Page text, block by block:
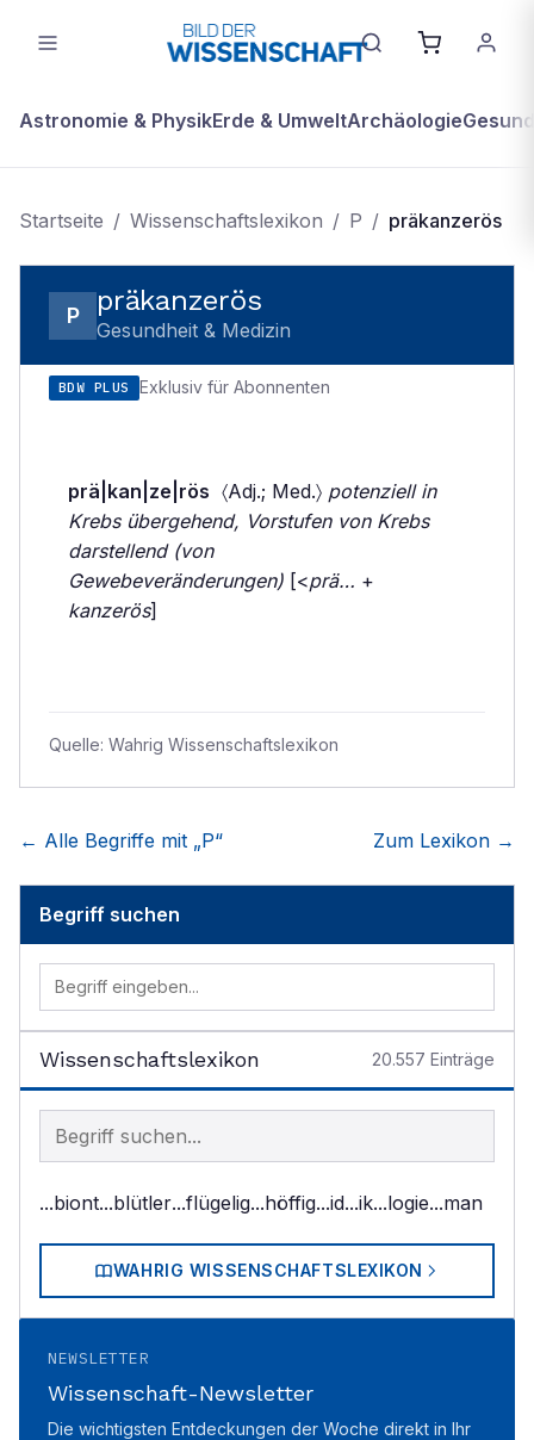
Astronomie & PhysikErde & UmweltArchäologie
Startseite / Wissenschaftslexikon / P / präkanzerös
P präkanzerös
Gesundheit & Medizin
BDW PLUS Exklusiv für Abonnenten
prä|kan|ze|rös 〈Adj.; Med.〉 potenziell in
Krebs übergehend, Vorstufen von Krebs
darstellend (von
Gewebeveränderungen) [<prä… +
kanzerös]
Quelle: Wahrig Wissenschaftslexikon
← Alle Begriffe mit „P“ Zum Lexikon →
Begriff suchen
Wissenschaftslexikon 20.557 Einträge
Begriff im Lexikon suchen
...biont...blütler...flügelig...höffig...id...ik...logie...man
WAHRIG WISSENSCHAFTSLEXIKON
NEWSLETTER
Wissenschaft-Newsletter
Die wichtigsten Entdeckungen der Woche direkt in Ihr